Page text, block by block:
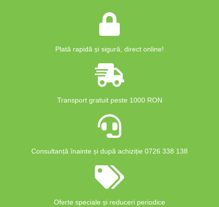
Plată rapidă și sigură, direct online!
Transport gratuit peste 1000 RON
Consultanță înainte și după achiziție 0726 338 138
Oferte speciale și reduceri periodice